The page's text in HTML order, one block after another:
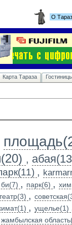
О
Карта Тараза
,
,
би(7) , парк(6) ,
,
, ущелье(1)
жамбылская